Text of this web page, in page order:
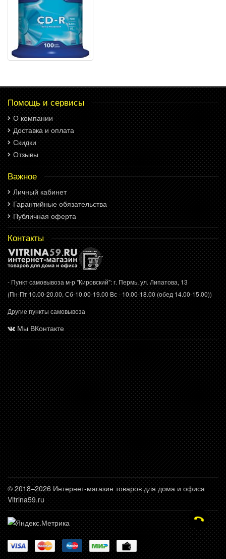
Помощь и сервисы
О компании
Доставка и оплата
Скидки
Отзывы
Важное
Личный кабинет
Гарантийные обязательства
Публичная оферта
Контакты
- Пункт самовывоза м-р "Кировский": г. Пермь, ул. Липатова, 13
(Пн-Пт 10.00-20.00, Сб-10.00-19.00 Вс - 10.00-18.00 (обед 14.00-15.00))
Другие пункты самовывоза
Мы ВКонтакте
© 2018–2026 Интернет-магазин товаров для дома и офиса
Vitrina59.ru